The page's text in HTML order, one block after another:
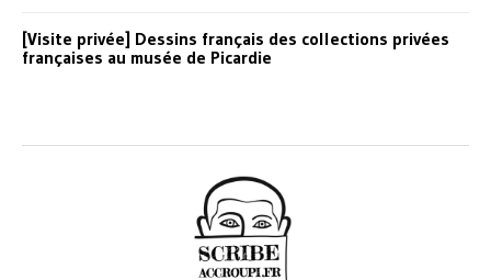
[Visite privée] Dessins français des collections privées
françaises au musée de Picardie